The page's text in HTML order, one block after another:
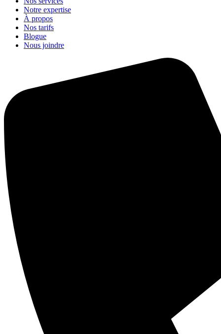
Notre expertise
À propos
Nos tarifs
Blogue
Nous joindre